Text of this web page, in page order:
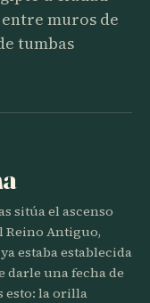
muros de
tumbas
sitúa el ascenso
Reino Antiguo,
estaba establecida
darle una fecha de
esto: la orilla